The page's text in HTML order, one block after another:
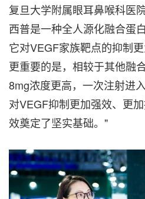
复旦大学附属眼耳鼻喉科医
西普是一种全人源化融合蛋
它对VEGF家族靶点的抑制
更重要的是，相较于其他融
8mg浓度更高，一次注射进
对VEGF抑制更加强效、更
效奠定了坚实基础。"